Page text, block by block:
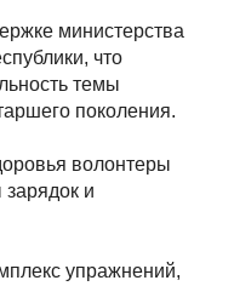
министерства
что
темы
поколения.
волонтеры
и
упражнений,